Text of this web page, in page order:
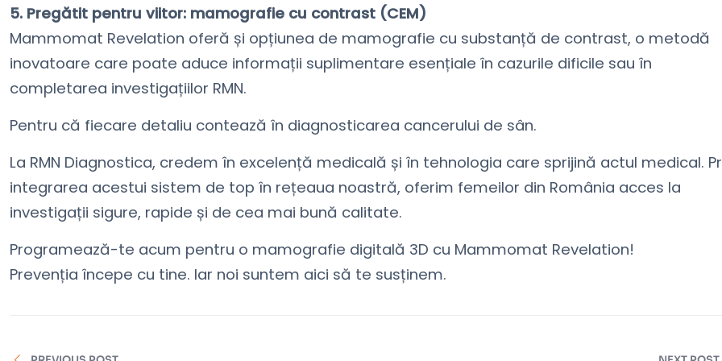
5. Pregătit pentru viitor: mamografie cu contrast (CEM)
Mammomat Revelation oferă și opțiunea de mamografie cu substanță de contrast, o metodă
inovatoare care poate aduce informații suplimentare esențiale în cazurile dificile sau în
completarea investigațiilor RMN.
Pentru că fiecare detaliu contează în diagnosticarea cancerului de sân.
La RMN Diagnostica, credem în excelență medicală și în tehnologia care sprijină actul medical.
integrarea acestui sistem de top în rețeaua noastră, oferim femeilor din România acces la
investigații sigure, rapide și de cea mai bună calitate.
Programează-te acum pentru o mamografie digitală 3D cu Mammomat Revelation!
Prevenția începe cu tine. Iar noi suntem aici să te susținem.